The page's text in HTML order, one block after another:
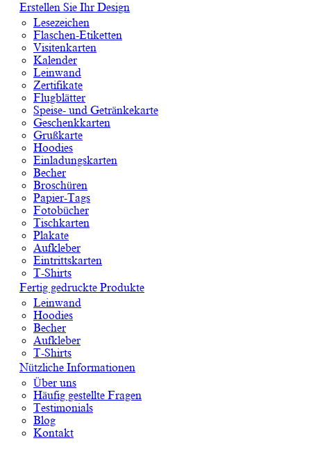
Erstellen Sie Ihr Design
Lesezeichen
Flaschen-Etiketten
Visitenkarten
Kalender
Leinwand
Zertifikate
Flugblätter
Speise- und Getränkekarte
Geschenkkarten
Grußkarte
Hoodies
Einladungskarten
Becher
Broschüren
Papier-Tags
Fotobücher
Tischkarten
Plakate
Aufkleber
Eintrittskarten
T-Shirts
Fertig gedruckte Produkte
Leinwand
Hoodies
Becher
Aufkleber
T-Shirts
Nützliche Informationen
Über uns
Häufig gestellte Fragen
Testimonials
Blog
Kontakt